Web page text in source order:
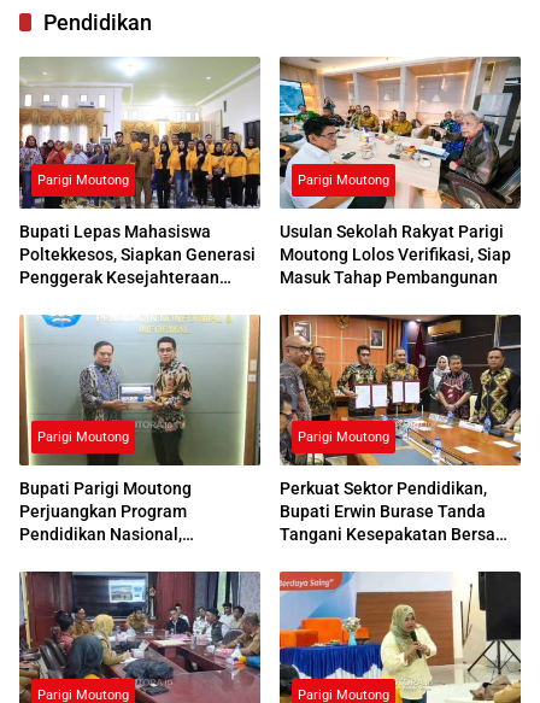
Pendidikan
Parigi Moutong
Bupati Lepas Mahasiswa
Poltekkesos, Siapkan Generasi
Penggerak Kesejahteraan
Parigi Moutong
Usulan Sekolah Rakyat Parigi
Moutong Lolos Verifikasi, Siap
Masuk Tahap Pembangunan
Parigi Moutong
Bupati Parigi Moutong
Perjuangkan Program
Pendidikan Nasional,
Respons Positif
Parigi Moutong
Perkuat Sektor Pendidikan,
Bupati Erwin Burase Tanda
Tangani Kesepakatan Bersama
Parigi Moutong Parigi Moutong